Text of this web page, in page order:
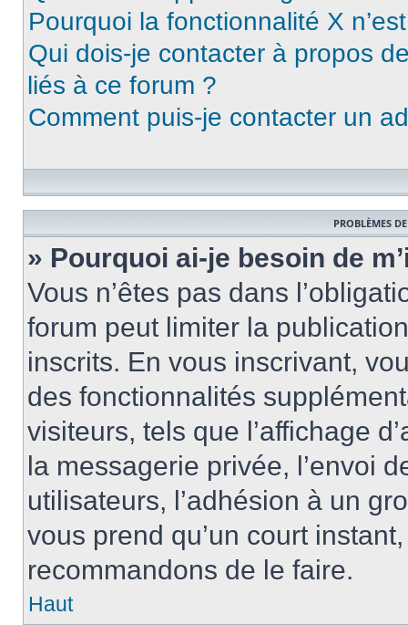
Pourquoi la fonctionnalité X
Qui dois-je contacter à propos
liés à ce forum ?
Comment puis-je contacter un
PROBLÈMES
» Pourquoi ai-je besoin de
Vous n’êtes pas dans
forum peut limiter la
inscrits. En vous inscrivant,
des fonctionnalités
visiteurs, tels que l’affichage
la messagerie privée, l’envoi
utilisateurs, l’adhésion à un
vous prend qu’un court
recommandons de le faire.
Haut